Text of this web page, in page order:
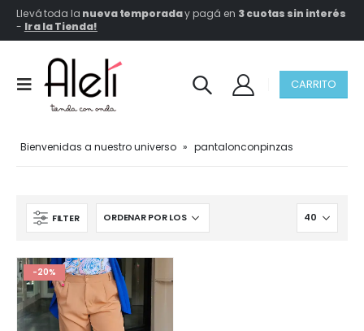
Llevá toda la nueva temporaday pagá en 3 cuotas sin interés
- Ir a la Tienda!
CARRITO
Bienvenidas a nuestro universo » pantalonconpinzas
FILTER
-20%